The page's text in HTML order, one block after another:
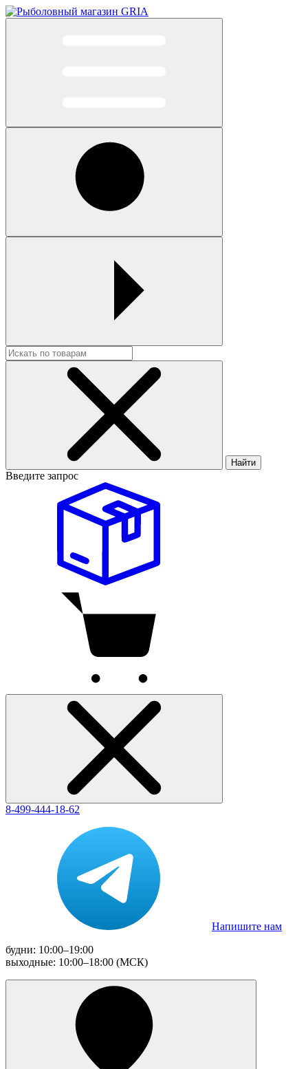
Найти
Введите запрос
8-499-444-18-62
Напишите нам
будни: 10:00–19:00
выходные: 10:00–18:00 (МСК)